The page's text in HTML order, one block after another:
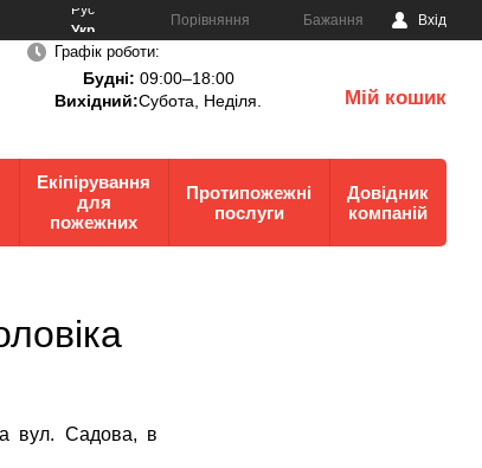
Рус
Укр
Порівняння Бажання Вхід
Графік роботи:
Будні: 09:00–18:00
Вихідний:Субота, Неділя. Мій кошик
Екіпірування
для
пожежних
Протипожежні
послуги
Довідник
компаній
вул. Садова, в